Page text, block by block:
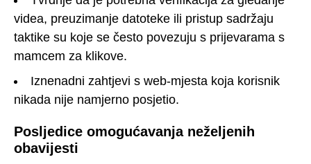
videa, preuzimanje datoteke ili pristup sadržaju
taktike su koje se često povezuju s prijevarama s
mamcem za klikove.
Iznenadni zahtjevi s web-mjesta koja korisnik
nikada nije namjerno posjetio.
Posljedice omogućavanja neželjenih
obavijesti